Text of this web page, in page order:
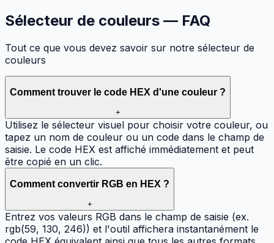
Sélecteur de couleurs — FAQ
Tout ce que vous devez savoir sur notre sélecteur de
couleurs
Comment trouver le code HEX d'une couleur ?
+
Utilisez le sélecteur visuel pour choisir votre couleur, ou
tapez un nom de couleur ou un code dans le champ de
saisie. Le code HEX est affiché immédiatement et peut
être copié en un clic.
Comment convertir RGB en HEX ?
+
Entrez vos valeurs RGB dans le champ de saisie (ex.
rgb(59, 130, 246)) et l'outil affichera instantanément le